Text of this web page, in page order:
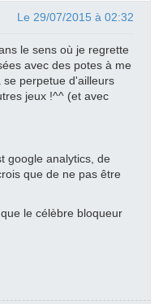
Le 29/07/2015 à 02:32
le sens où je regrette
avec des potes à me
se perpetue d'ailleurs
jeux !^^ (et avec
google analytics, de
que de ne pas être
le célèbre bloqueur